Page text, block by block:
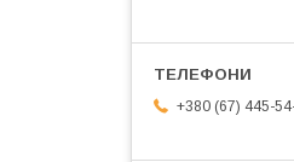
+380 (67) 445-